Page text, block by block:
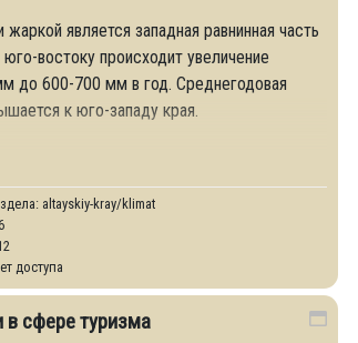
является западная равнинная часть
востоку происходит увеличение
до 600-700 мм в год. Среднегодовая
к юго-западу края.
altayskiy-kray/klimat
доступа
в сфере туризма